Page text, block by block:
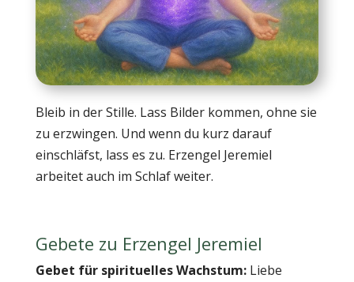
Bleib in der Stille. Lass Bilder kommen, ohne sie
zu erzwingen. Und wenn du kurz darauf
einschläfst, lass es zu. Erzengel Jeremiel
arbeitet auch im Schlaf weiter.
Gebete zu Erzengel Jeremiel
Gebet für spirituelles Wachstum:Liebe